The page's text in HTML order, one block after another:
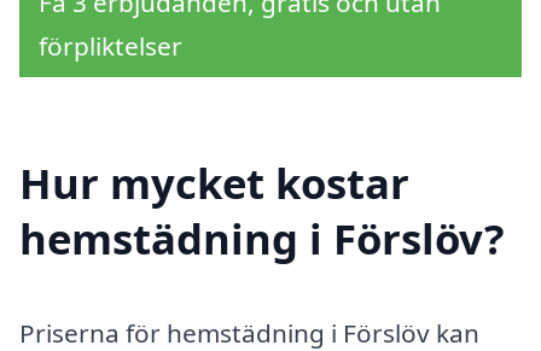
förpliktelser
Hur mycket kostar
hemstädning i Förslöv?
Priserna för hemstädning i Förslöv kan